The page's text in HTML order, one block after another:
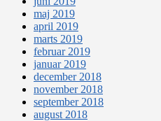
maj 2019
april 2019
marts 2019
februar 2019
januar 2019
december 2018
november 2018
september 2018
august 2018